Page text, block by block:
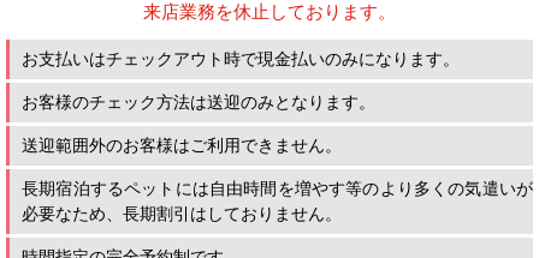
来店業務を休止しております。
お支払いはチェックアウト時で現金払いのみになります。
お客様のチェック方法は送迎のみとなります。
送迎範囲外のお客様はご利用できません。
長期宿泊するペットには自由時間を増やす等のより多くの気遣いが
必要なため、長期割引はしておりません。